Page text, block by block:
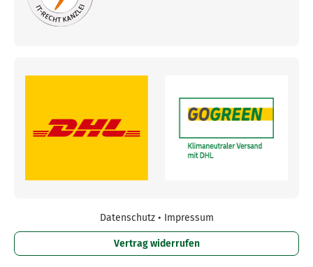
Datenschutz • Impressum
Vertrag widerrufen